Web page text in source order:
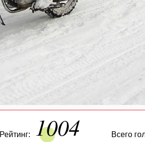
Рейтинг: 1004 Всего